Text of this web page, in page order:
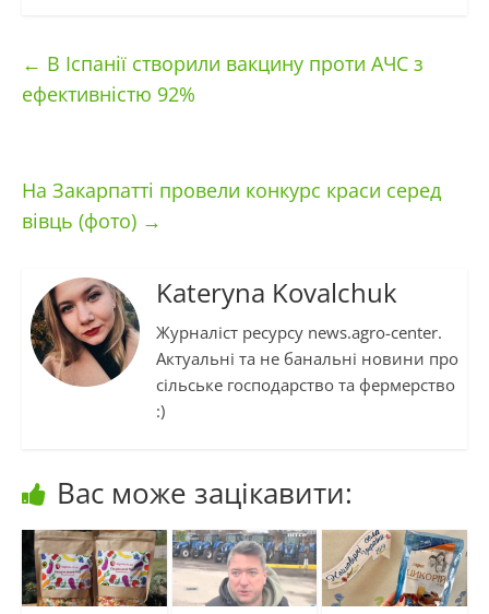
← В Іспанії створили вакцину проти АЧС з
ефективністю 92%
На Закарпатті провели конкурс краси серед
вівць (фото) →
Kateryna Kovalchuk
Журналіст ресурсу news.agro-center.
Актуальні та не банальні новини про
сільське господарство та фермерство
:)
Вас може зацікавити: